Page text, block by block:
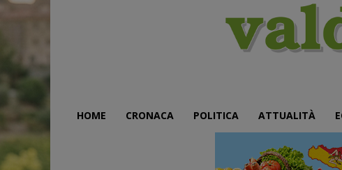
HOME CRONACA POLITICA ATTUALITÀ